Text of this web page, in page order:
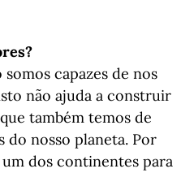
capazes de nos
não ajuda a construir
também temos de
do nosso planeta. Por
dos continentes para